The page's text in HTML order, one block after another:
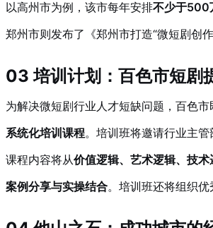
以高州市为例，该市每年安排不少于500
郑州市则发布了《郑州市打造“微短剧
03 培训计划：百色市短剧
为解决微短剧行业人才短缺问题，百色
系统化培训课程。培训班将邀请行业主
课程内容将从价值逻辑、艺术逻辑、技
案例分享与实操结合。培训班还将组织